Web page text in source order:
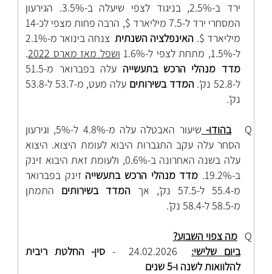
ירד ב-2.5%, בניגוד לצפי שיעלה ב-3.5%. הגירעון
המסחרי ירד ל-7.5 מיליארד $, הרבה פחות מצפי לכ-14
מיליארד $. האינפלציה השנתית
צנחה בינואר מ-2.1%
ל-1.5%, מתחת לצפי ל-1.6%
ושפל מאז מארס 2022
.
מדד מנהלי הרכש בתעשייה
עלה בפברואר מ-51.5
ל-52.8 נק'.
המדד בשירותים
עלה מעט, מ-53.7 ל-53.8
נק'.
Q בהודו-
שיעור האבטלה עלה מ-4.8% ל-5%, וגירעון
הסחר עלה עקב התגברות היבוא לעומת היצוא. היצוא
עלה בשנה האחרונה ב-0.6%, ולעומת זאת היבוא זינק
ב-19.2%.
מדד מנהלי הרכש בתעשייה זינק בפברואר
מ-55.4 ל-57.5 נק', אך
המדד בשירותים התמתן
מ-58.5 ל-58.4 נק'.
Q
מה צפוי השבוע?
ביום שלישי:
סין- החלטת ריבית
להלוואות לשנה ו-5 שנים